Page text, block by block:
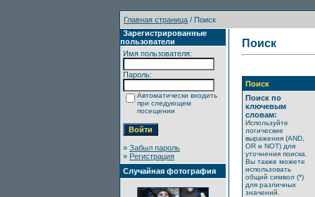
Главная страница / Поиск
Зарегистрированные
пользователи
Имя пользователя:
Пароль:
Автоматически входить
при следующем
посещении
» Забыл пароль
» Регистрация
Случайная фотография
Поиск
Поиск
Поиск по
ключевым
словам:
Используйте
логические
выражения (AND,
OR и NOT) для
уточнения поиска.
Вы также можете
использовать
общий символ (*)
для различных
значений.